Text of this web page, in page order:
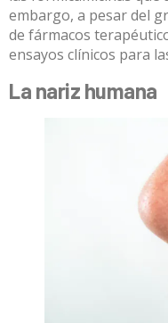
embargo, a pesar del
de fármacos
ensayos clínicos para
La nariz humana